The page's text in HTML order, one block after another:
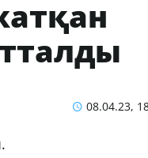
08.04.23,